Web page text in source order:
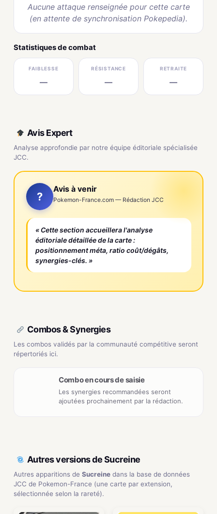
Aucune attaque renseignée pour cette carte
(en attente de synchronisation Pokepedia).
Statistiques de combat
FAIBLESSE
—
RÉSISTANCE
—
RETRAITE
—
Avis Expert
Analyse approfondie par notre équipe éditoriale spécialisée
JCC.
?
Avis à venir
Pokemon-France.com — Rédaction JCC
« Cette section accueillera l'analyse
éditoriale détaillée de la carte :
positionnement méta, ratio coût/dégâts,
synergies-clés. »
Combos & Synergies
Les combos validés par la communauté compétitive seront
répertoriés ici.
Combo en cours de saisie
Les synergies recommandées seront
ajoutées prochainement par la rédaction.
Autres versions de Sucreine
Autres apparitions de Sucreine dans la base de données
JCC de Pokemon-France (une carte par extension,
sélectionnée selon la rareté).